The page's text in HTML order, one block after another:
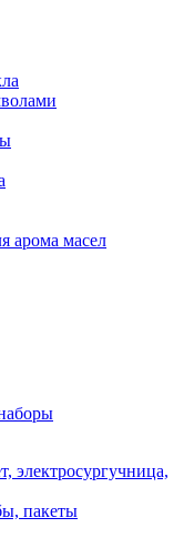
арома масел
электросургучница,
пакеты